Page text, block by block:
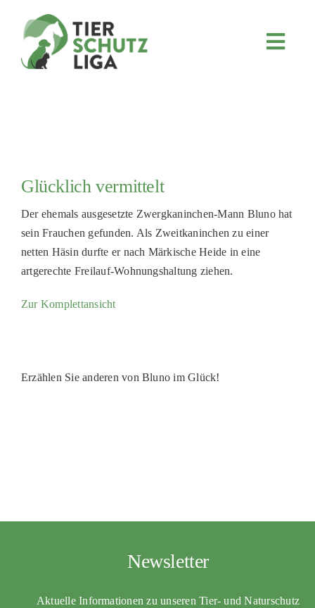
FÖRDERN & VERERBEN
KOOPERATIONEN
4KIDS
TIERHEIMTIERE
TIERHEIME
Glücklich vermittelt
Der ehemals ausgesetzte Zwergkaninchen-Mann Bluno hat
sein Frauchen gefunden. Als Zweitkaninchen zu einer
netten Häsin durfte er nach Märkische Heide in eine
artgerechte Freilauf-Wohnungshaltung ziehen.
Zur Komplettansicht
Erzählen Sie anderen von Bluno im Glück!
Newsletter
Aktuelle Informationen zu unseren Tier- und Naturschutz